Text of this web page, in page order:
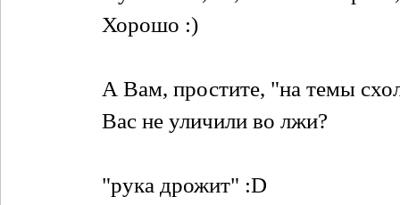
Хорошо :)
А Вам, простите, "на темы
Вас не уличили во лжи?
"рука дрожит" :D